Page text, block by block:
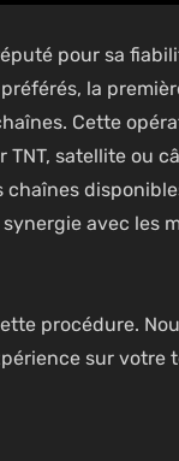
pour sa
la
Cette
satellite ou
avec les
procédure.
sur votre